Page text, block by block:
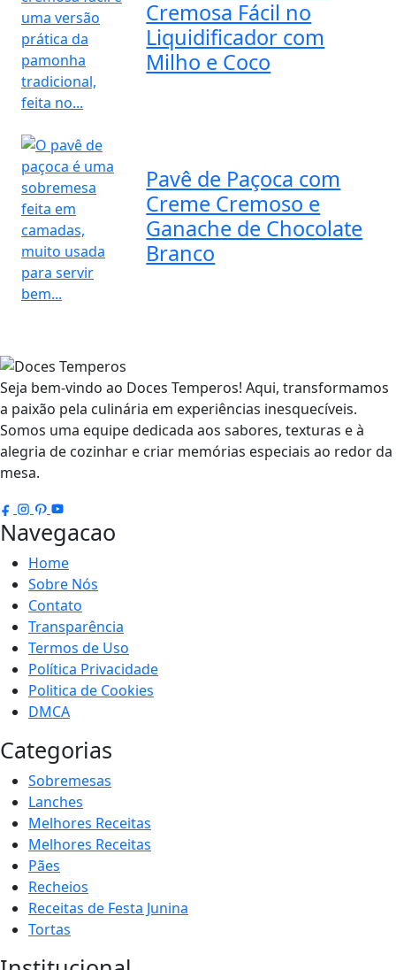
Cremosa Fácil no
Liquidificador com
Milho e Coco
Pavê de Paçoca com
Creme Cremoso e
Ganache de Chocolate
Branco
Seja bem-vindo ao Doces Temperos! Aqui, transformamos
a paixão pela culinária em experiências inesquecíveis.
Somos uma equipe dedicada aos sabores, texturas e à
alegria de cozinhar e criar memórias especiais ao redor da
mesa.
Navegacao
Home
Sobre Nós
Contato
Transparência
Termos de Uso
Política Privacidade
Politica de Cookies
DMCA
Categorias
Sobremesas
Lanches
Melhores Receitas
Melhores Receitas
Pães
Recheios
Receitas de Festa Junina
Tortas